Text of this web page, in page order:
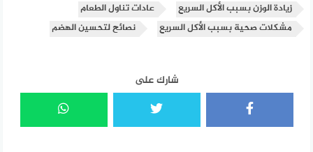
زيادة الوزن بسبب الأكل السريع
عادات تناول الطعام
مشكلات صحية بسبب الأكل السريع
نصائح لتحسين الهضم
شارك على